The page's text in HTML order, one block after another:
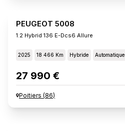
PEUGEOT 5008
1.2 Hybrid 136 E-Dcs6 Allure
2025 18 466 Km Hybride Automatique
27 990 €
Poitiers (86)